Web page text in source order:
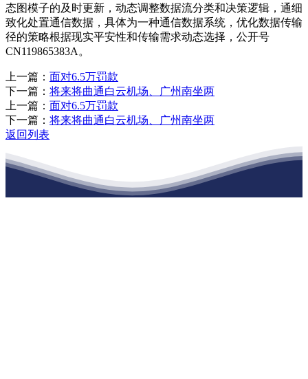
态图模子的及时更新，动态调整数据流分类和决策逻辑，通细
致化处置通信数据，具体为一种通信数据系统，优化数据传输
径的策略根据现实平安性和传输需求动态选择，公开号
CN119865383A。
上一篇： 面对6.5万罚款
下一篇： 将来将曲通白云机场、广州南坐两
上一篇： 面对6.5万罚款
下一篇： 将来将曲通白云机场、广州南坐两
返回列表